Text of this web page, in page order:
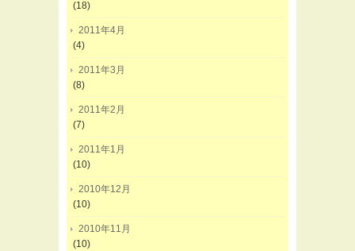
(18)
2011年4月
(4)
2011年3月
(8)
2011年2月
(7)
2011年1月
(10)
2010年12月
(10)
2010年11月
(10)